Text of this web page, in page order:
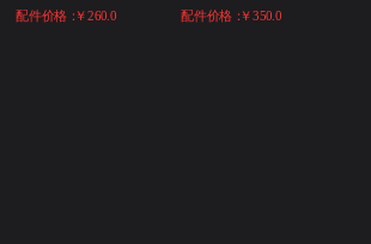
配件价格：￥260.0 配件价格：￥350.0